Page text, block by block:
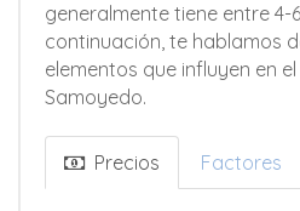
generalmente tiene entre 4-
continuación, te hablamos
elementos que influyen en
Samoyedo.
Precios Factores